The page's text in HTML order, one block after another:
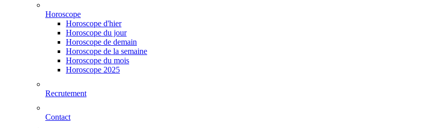
Horoscope
Horoscope d'hier
Horoscope du jour
Horoscope de demain
Horoscope de la semaine
Horoscope du mois
Horoscope 2025
Recrutement
Contact